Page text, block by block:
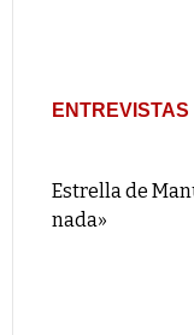
ENTREVISTAS
Estrella de
nada»